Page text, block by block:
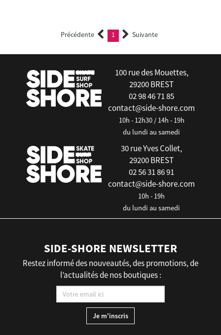
Précédente 1 (current)Suivante
100 rue des Mouettes,
29200 BREST
02 98 46 71 85
contact@side-shore.com
10h - 12h30 / 14h - 19h
du lundi au samedi
30 rue Yves Collet,
29200 BREST
02 56 31 86 91
contact@side-shore.com
10h - 19h
du lundi au samedi
SIDE-SHORE NEWSLETTER
Restez informé des nouveautés, des promotions, de
l’actualités de nos boutiques :